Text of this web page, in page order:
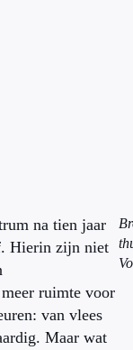
na tien jaar
Hierin zijn niet
ruimte voor
van vlees
Maar wat